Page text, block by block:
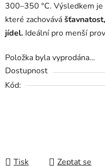
300–350 °C. Výsledkem
které zachovává
jídel. Ideální pro menší
Položka byla vyprodána…
Dostupnost
Kód:
Tisk Zeptat se